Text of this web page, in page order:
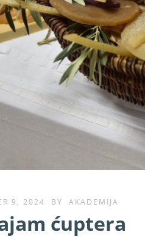
9, 2024 BY AKADEMIJA
ćuptera